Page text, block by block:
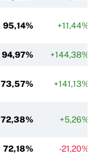
95,14% +11,44%
94,97% +144,38%
73,57% +141,13%
72,38% +5,26%
72,18% -21,20%